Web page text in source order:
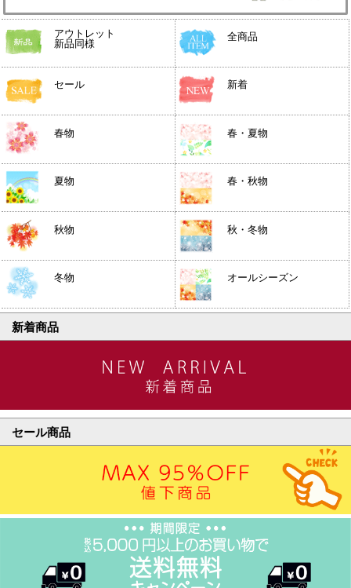
アウトレット
新品同様
全商品
セール 新着
春物 春・夏物
夏物 春・秋物
秋物 秋・冬物
冬物 オールシーズン
新着商品
セール商品